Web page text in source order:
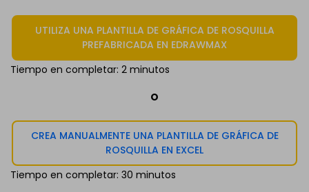
UTILIZA UNA PLANTILLA DE GRÁFICA DE ROSQUILLA
PREFABRICADA EN EDRAWMAX
Tiempo en completar: 2 minutos
O
CREA MANUALMENTE UNA PLANTILLA DE GRÁFICA DE
ROSQUILLA EN EXCEL
Tiempo en completar: 30 minutos